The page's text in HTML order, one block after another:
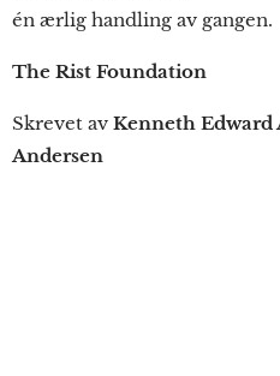
én ærlig handling av gangen.
The Rist Foundation
Skrevet av Kenneth Edward
Andersen